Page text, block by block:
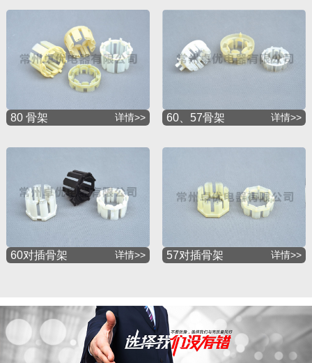
80 骨架 详情>> 60、57骨架 详情>>
60对插骨架 详情>> 57对插骨架 详情>>